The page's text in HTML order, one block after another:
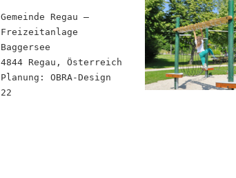
Gemeinde Regau –
Freizeitanlage
Baggersee
4844 Regau, Österreich
Planung: OBRA-Design
22